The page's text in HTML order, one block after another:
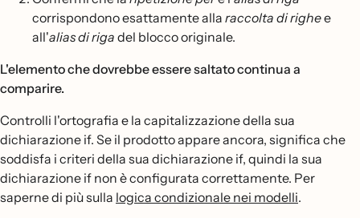
corrispondono esattamente alla raccolta di righee
all'alias di riga del blocco originale.
L'elemento che dovrebbe essere saltato continua a
comparire.
Controlli l'ortografia e la capitalizzazione della sua
dichiarazione if. Se il prodotto appare ancora, significa che
soddisfa i criteri della sua dichiarazione if, quindi la sua
dichiarazione if non è configurata correttamente. Per
saperne di più sulla logica condizionale nei modelli.